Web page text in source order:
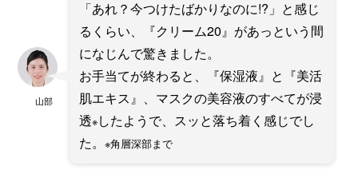
山部
「あれ？今つけたばかりなのに!?」と感じ
るくらい、『クリーム20』があっという間
になじんで驚きました。
お手当てが終わると、『保湿液』と『美活
肌エキス』、マスクの美容液のすべてが浸
透※したようで、スッと落ち着く感じでし
た。 ※角層深部まで